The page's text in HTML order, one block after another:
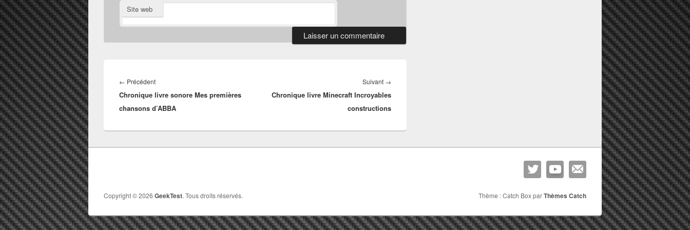
Site web
de
l’article
← PrécédentArticle
précédent :
Chronique livre sonore Mes premières
chansons d’ABBA
Suivant →
suivant :
Chronique livre Minecraft Incroyables
constructions
Copyright © 2026 GeekTest. Tous droits réservés. Thème : Catch Box parThèmes Catch